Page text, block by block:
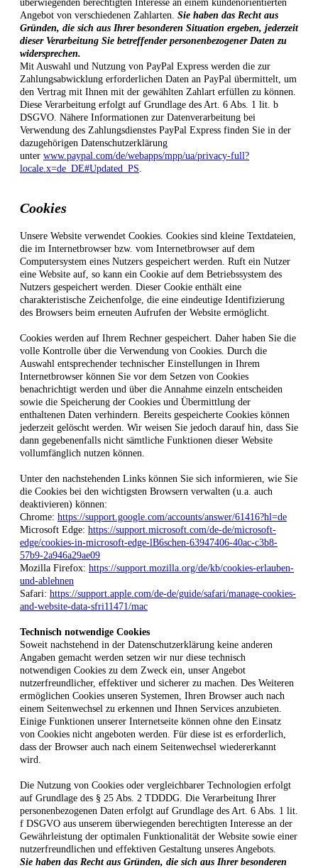
überwiegenden berechtigten Interesse an einem kundenorientierten
Angebot von verschiedenen Zahlarten. Sie haben das Recht aus
Gründen, die sich aus Ihrer besonderen Situation ergeben, jederzeit
dieser Verarbeitung Sie betreffender personenbezogener Daten zu
widersprechen.
Mit Auswahl und Nutzung von PayPal Express werden die zur
Zahlungsabwicklung erforderlichen Daten an PayPal übermittelt, um
den Vertrag mit Ihnen mit der gewählten Zahlart erfüllen zu können.
Diese Verarbeitung erfolgt auf Grundlage des Art. 6 Abs. 1 lit. b
DSGVO. Nähere Informationen zur Datenverarbeitung bei
Verwendung des Zahlungsdienstes PayPal Express finden Sie in der
dazugehörigen Datenschutzerklärung
unter www.paypal.com/de/webapps/mpp/ua/privacy-full?
locale.x=de_DE#Updated_PS.
Cookies
Unsere Website verwendet Cookies. Cookies sind kleine Textdateien,
die im Internetbrowser bzw. vom Internetbrowser auf dem
Computersystem eines Nutzers gespeichert werden. Ruft ein Nutzer
eine Website auf, so kann ein Cookie auf dem Betriebssystem des
Nutzers gespeichert werden. Dieser Cookie enthält eine
charakteristische Zeichenfolge, die eine eindeutige Identifizierung
des Browsers beim erneuten Aufrufen der Website ermöglicht.
Cookies werden auf Ihrem Rechner gespeichert. Daher haben Sie die
volle Kontrolle über die Verwendung von Cookies. Durch die
Auswahl entsprechender technischer Einstellungen in Ihrem
Internetbrowser können Sie vor dem Setzen von Cookies
benachrichtigt werden und über die Annahme einzeln entscheiden
sowie die Speicherung der Cookies und Übermittlung der
enthaltenen Daten verhindern. Bereits gespeicherte Cookies können
jederzeit gelöscht werden. Wir weisen Sie jedoch darauf hin, dass Sie
dann gegebenenfalls nicht sämtliche Funktionen dieser Website
vollumfänglich nutzen können.
Unter den nachstehenden Links können Sie sich informieren, wie Sie
die Cookies bei den wichtigsten Browsern verwalten (u.a. auch
deaktivieren) können:
Chrome: https://support.google.com/accounts/answer/61416?hl=de
Microsoft Edge: https://support.microsoft.com/de-de/microsoft-
edge/cookies-in-microsoft-edge-lB6schen-63947406-40ac-c3b8-
57b9-2a946a29ae09
Mozilla Firefox: https://support.mozilla.org/de/kb/cookies-erlauben-
und-ablehnen
Safari: https://support.apple.com/de-de/guide/safari/manage-cookies-
and-website-data-sfri11471/mac
Technisch notwendige Cookies
Soweit nachstehend in der Datenschutzerklärung keine anderen
Angaben gemacht werden setzen wir nur diese technisch
notwendigen Cookies zu dem Zweck ein, unser Angebot
nutzerfreundlicher, effektiver und sicherer zu machen. Des Weiteren
ermöglichen Cookies unseren Systemen, Ihren Browser auch nach
einem Seitenwechsel zu erkennen und Ihnen Services anzubieten.
Einige Funktionen unserer Internetseite können ohne den Einsatz
von Cookies nicht angeboten werden. Für diese ist es erforderlich,
dass der Browser auch nach einem Seitenwechsel wiedererkannt
wird.
Die Nutzung von Cookies oder vergleichbarer Technologien erfolgt
auf Grundlage des § 25 Abs. 2 TDDDG. Die Verarbeitung Ihrer
personenbezogenen Daten erfolgt auf Grundlage des Art. 6 Abs. 1 lit.
f DSGVO aus unserem überwiegenden berechtigten Interesse an der
Gewährleistung der optimalen Funktionalität der Website sowie einer
nutzerfreundlichen und effektiven Gestaltung unseres Angebots.
Sie haben das Recht aus Gründen, die sich aus Ihrer besonderen